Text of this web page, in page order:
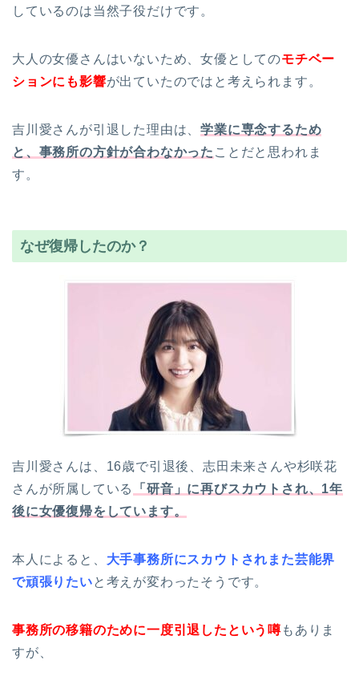
しているのは当然子役だけです。
大人の女優さんはいないため、女優としてのモチベー
ションにも影響が出ていたのではと考えられます。
吉川愛さんが引退した理由は、学業に専念するため
と、事務所の方針が合わなかった ことだと思われま
す。
なぜ復帰したのか？
吉川愛さんは、16歳で引退後、志田未来さんや杉咲花
さんが所属している
「研音」に再びスカウトされ、1年
後に女優復帰をしています。
本人によると、 大手事務所にスカウトされまた芸能界
で頑張りたいと考えが変わったそうです。
事務所の移籍のために一度引退したという噂もありま
すが、